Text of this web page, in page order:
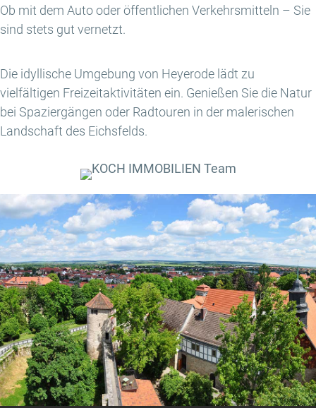
Ob mit dem Auto oder öffentlichen Verkehrsmitteln – Sie
sind stets gut vernetzt.
Die idyllische Umgebung von Heyerode lädt zu
vielfältigen Freizeitaktivitäten ein. Genießen Sie die Natur
bei Spaziergängen oder Radtouren in der malerischen
Landschaft des Eichsfelds.